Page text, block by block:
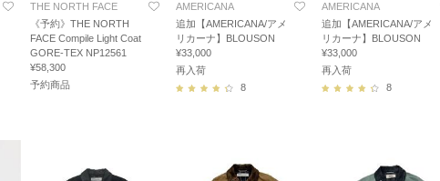
THE NORTH FACE
《予約》THE NORTH
FACE Compile Light Coat
GORE-TEX NP12561
¥58,300
予約商品
AMERICANA
追加【AMERICANA/アメ
リカーナ】BLOUSON
¥33,000
再入荷
8
AMERICANA
追加【AMERICANA/アメ
リカーナ】BLOUSON
¥33,000
再入荷
8